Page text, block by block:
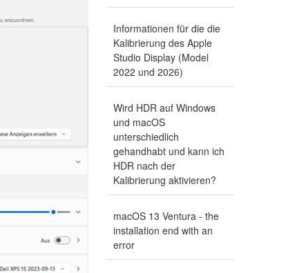
Informationen für die die
Kalibrierung des Apple
Studio Display (Model
2022 und 2026)
Wird HDR auf Windows
und macOS
unterschiedlich
gehandhabt und kann ich
HDR nach der
Kalibrierung aktivieren?
macOS 13 Ventura - the
installation end with an
error